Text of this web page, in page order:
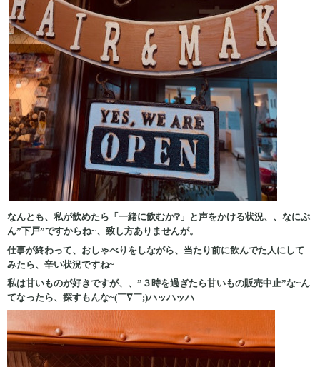
なんとも、私が飲めたら「一緒に飲むか❔」と声をかける状況、、なにぶ
ん”下戸”ですからね~、致し方ありませんが。
仕事が終わって、おしゃべりをしながら、当たり前に飲んでた人にして
みたら、辛い状況ですね~
私は甘いものが好きですが、、”３時を過ぎたら甘いもの販売中止”な~ん
てなったら、探すもんな~(￣∇￣;)ハッハッハ